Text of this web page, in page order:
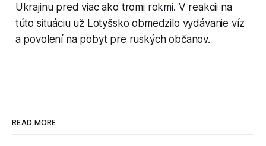
Ukrajinu pred viac ako tromi rokmi. V reakcii na
túto situáciu už Lotyšsko obmedzilo vydávanie víz
a povolení na pobyt pre ruských občanov.
READ MORE